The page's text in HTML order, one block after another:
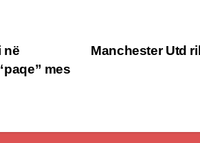
Manchester Utd
në
mes